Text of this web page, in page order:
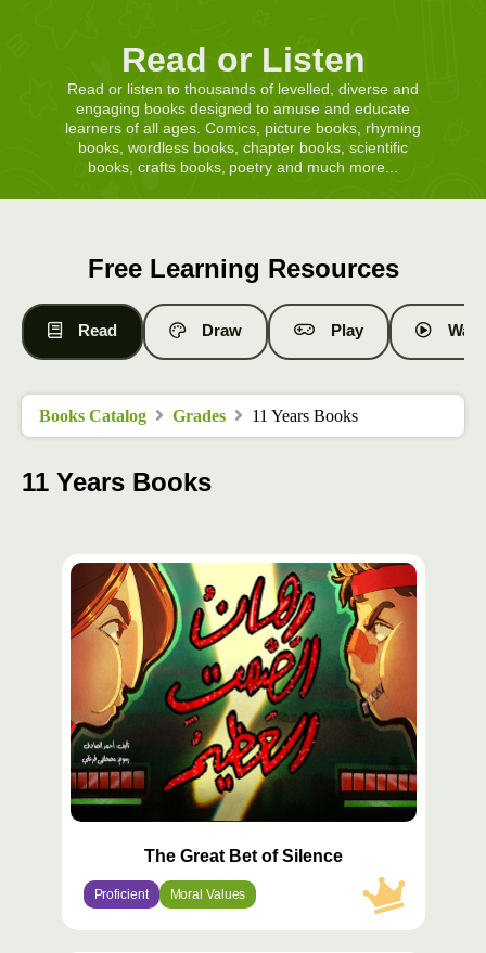
Read or Listen
Read or listen to thousands of levelled, diverse and
engaging books designed to amuse and educate
learners of all ages. Comics, picture books, rhyming
books, wordless books, chapter books, scientific
books, crafts books, poetry and much more...
Free Learning Resources
Read Draw Play
Books Catalog Grades 11 Years Books
11 Years Books
محتوى
مميّز
The Great Bet of Silence
Proficient Moral Values